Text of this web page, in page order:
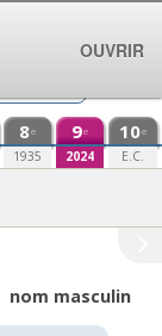
8e
1935
9e
2024
10e
E.C.
nom masculin
OUVRIR